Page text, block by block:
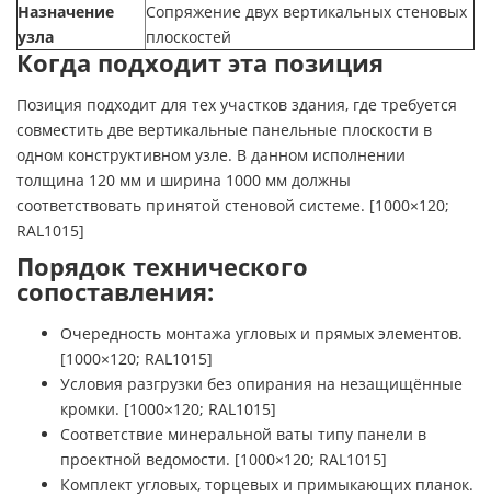
Назначение
узла
Сопряжение двух вертикальных стеновых
плоскостей
Когда подходит эта позиция
Позиция подходит для тех участков здания, где требуется
совместить две вертикальные панельные плоскости в
одном конструктивном узле. В данном исполнении
толщина 120 мм и ширина 1000 мм должны
соответствовать принятой стеновой системе. [1000×120;
RAL1015]
Порядок технического
сопоставления:
Очередность монтажа угловых и прямых элементов.
[1000×120; RAL1015]
Условия разгрузки без опирания на незащищённые
кромки. [1000×120; RAL1015]
Соответствие минеральной ваты типу панели в
проектной ведомости. [1000×120; RAL1015]
Комплект угловых, торцевых и примыкающих планок.